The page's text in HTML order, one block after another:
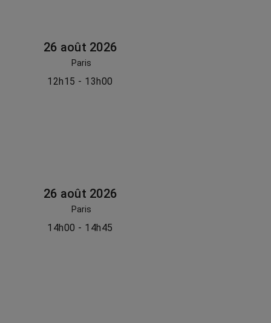
26 août 2026
Paris
12h15 - 13h00
26 août 2026
Paris
14h00 - 14h45